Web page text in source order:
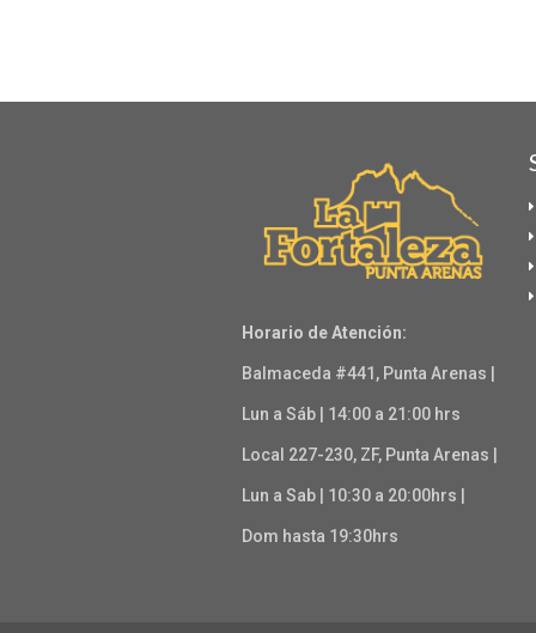
Horario de Atención:
Balmaceda #441, Punta Arenas |
Lun a Sáb | 14:00 a 21:00 hrs
Local 227-230, ZF, Punta Arenas |
Lun a Sab | 10:30 a 20:00hrs |
Dom hasta 19:30hrs